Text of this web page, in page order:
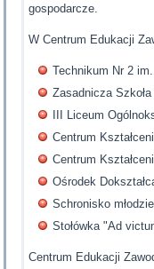
gospodarcze.
W Centrum Edukacji
Technikum Nr 2
Zasadnicza
III Liceum
Centrum
Centrum
Ośrodek
Schronisko
Stołówka "Ad
Centrum Edukacji